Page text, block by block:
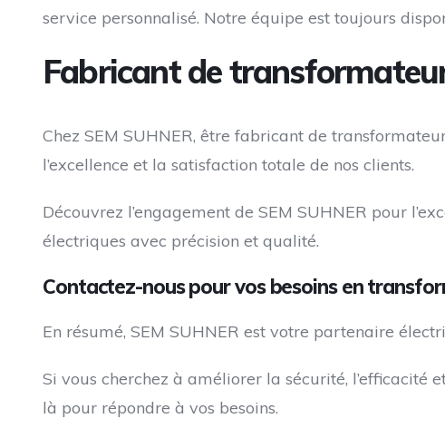
service personnalisé. Notre équipe est toujours
Fabricant de
Chez SEM SUHNER, être fabricant de
l’excellence et la satisfaction totale de nos clients.
Découvrez l’engagement de SEM SUHNER pour
électriques avec précision et qualité.
Contactez-nous pour vos besoins en
En résumé, SEM SUHNER est votre partenaire
Si vous cherchez à améliorer la sécurité, l’efficacité
là pour répondre à vos besoins.